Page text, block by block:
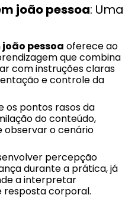
joão pessoa: Uma
pessoa oferece ao
que combina
com instruções claras
e controle da
os pontos rasos da
do conteúdo,
o cenário
percepção
durante a prática, já
a interpretar
resposta corporal.